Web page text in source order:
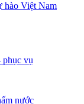
hào Việt Nam
phục vụ
nước